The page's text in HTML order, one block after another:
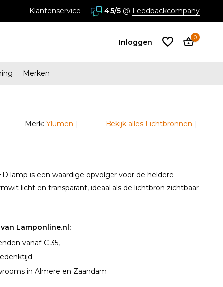
in Almere en Zaandam
Klantenservice 4.5/5 @ Feedbackcompany
Inloggen
Account
0
Merken
Merk:Ylumen Bekijk alles Lichtbronnen
lamp is een waardige opvolger voor de heldere
licht en transparant, ideaal als de lichtbron zichtbaar
Lamponline.nl:
vanaf € 35,-
in Almere en Zaandam